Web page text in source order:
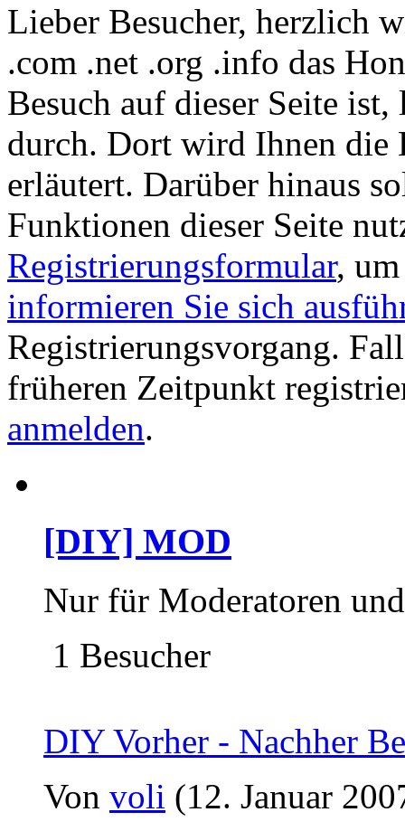
Lieber Besucher, herzlich
.com .net .org .info das
Besuch auf dieser Seite
durch. Dort wird Ihnen die
erläutert. Darüber hinaus
Funktionen dieser Seite
Registrierungsformular,
informieren Sie sich
Registrierungsvorgang.
früheren Zeitpunkt
anmelden.
[DIY] MOD
Nur für Moderatoren
1 Besucher
DIY Vorher - Nachher
Von voli (12. Januar